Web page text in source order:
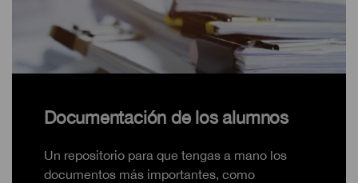
Documentación de los alumnos
Un repositorio para que tengas a mano los
documentos más importantes, como